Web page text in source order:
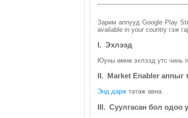
Зарим аппууд Google Play
available in your country гэж
I. Эхлээд
Юуны өмнө эхлээд утс чинь
II. Market Enabler аппыг
Энд дарж татаж авна.
III. Суулгасан бол одоо